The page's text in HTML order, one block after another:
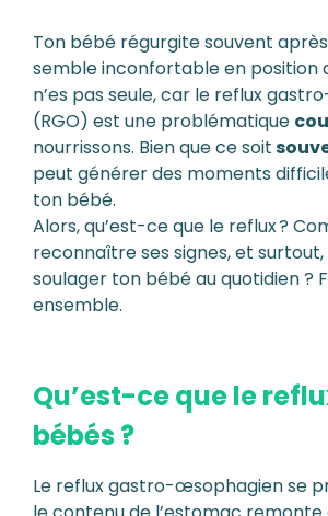
Ton bébé régurgite souvent
semble inconfortable en position
n’es pas seule, car le reflux
(RGO) est une problématique
nourrissons. Bien que ce soit
peut générer des moments
ton bébé.
Alors, qu’est-ce que le reflux ?
reconnaître ses signes, et
soulager ton bébé au quotidien ?
ensemble.
Qu’est-ce que le
bébés ?
Le reflux gastro-œsophagien se